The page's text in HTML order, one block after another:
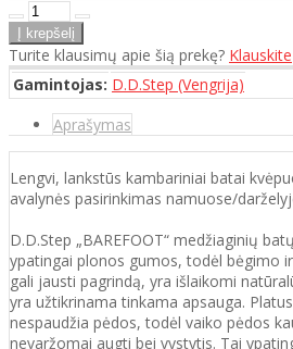
Turite klausimų apie šią prekę? Klauskite
Gamintojas: D.D.Step (Vengrija)
Aprašymas
Lengvi, lankstūs kambariniai batai
avalynės pasirinkimas namuose/
D.D.Step „BAREFOOT“ medžiaginių
ypatingai plonos gumos, todėl bėgimo
gali jausti pagrindą, yra išlaikomi
yra užtikrinama tinkama apsauga.
nespaudžia pėdos, todėl vaiko pėdos
nevaržomai augti bei vystytis. Tai